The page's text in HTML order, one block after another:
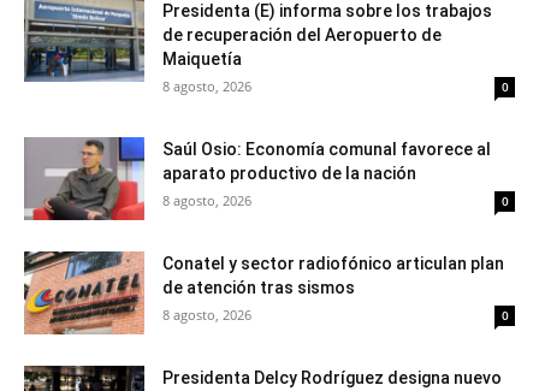
Presidenta (E) informa sobre los trabajos
de recuperación del Aeropuerto de
Maiquetía
8 agosto, 2026 0
Saúl Osio: Economía comunal favorece al
aparato productivo de la nación
8 agosto, 2026 0
Conatel y sector radiofónico articulan plan
de atención tras sismos
8 agosto, 2026 0
Presidenta Delcy Rodríguez designa nuevo